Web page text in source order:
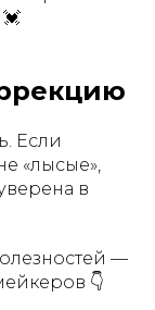
Если
«лысые»,
в
—
👇